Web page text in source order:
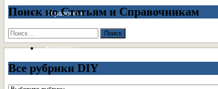
Справочник
Форумы
Контакты
Поиск по Статьям и Справочникам
Найти:
Все рубрики DIY